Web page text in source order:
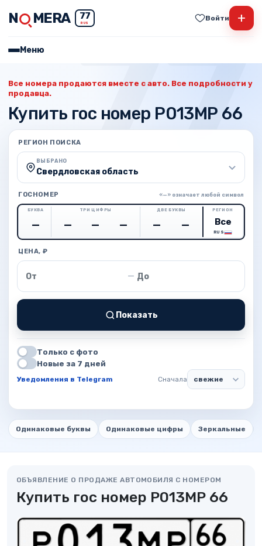
N MERA 77
RUS
Войти +
Меню
Все номера продаются вместе с авто. Все подробности у
продавца.
Купить гос номер Р013МР 66
РЕГИОН ПОИСКА
ВЫБРАНО
Свердловская область
ГОСНОМЕР «—» означает любой символ
БУКВА ТРИ ЦИФРЫ ДВЕ БУКВЫ РЕГИОН
RUS
ЦЕНА, ₽
Цена от — Цена до
Показать
Только с фото
Новые за 7 дней
Уведомления в Telegram Сначала
Одинаковые буквы Одинаковые цифры Зеркальные
ОБЪЯВЛЕНИЕ О ПРОДАЖЕ АВТОМОБИЛЯ С НОМЕРОМ
Купить гос номер Р013МР 66